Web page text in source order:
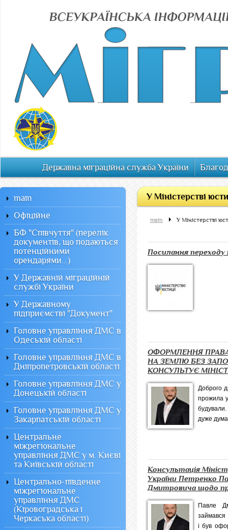
Державна міграційна служба України
У Міністерстві
main У Міністерстві
Посилання переходу
ОФОРМЛЕННЯ
НА ЗЕМЛЮ БЕЗ
КОНСУЛЬТУЄ
Доброго
прожила у
будували.
дуже
Консультація
України Петренко
Дмитровича щодо
Павле
займався
і був
main
Офiцiйне
БФ "Співчуття" (перелік
документів, що подаються
потенційними
орендарями...)
У Державній міграційній
службі України
У Державному
підприємстві "Документ"
Головне управління ДМС в
Одеській області
Головне управління ДМС в
Дніпропетровській області
Головне управління ДМС у
Донецькій області
Головне управління ДМС у
Закарпатській області
Центральне
міжрегіональне
управління ДМС у м. Києві
та Київській області
Центрально-південне
міжрегіональне
управління ДМС
(Кіровоградська і
Черкаська області)